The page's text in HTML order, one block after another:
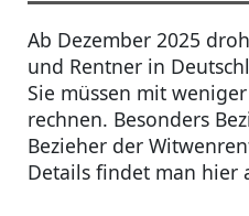
Ab Dezember 2025
und Rentner in
Sie müssen mit
rechnen. Besonders
Bezieher der
Details findet man hier